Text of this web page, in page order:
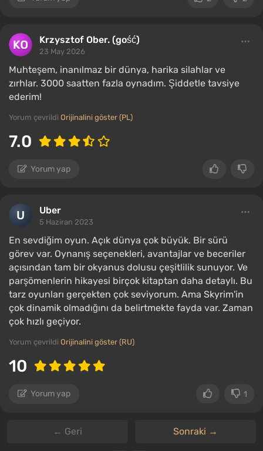
Krzysztof Ober. (gość)
23 May 2026
Muhteşem, inanılmaz bir dünya, harika silahlar ve
zırhlar. 3000 saatten fazla oynadım. Şiddetle tavsiye
ederim!
Yorum çevrildi Orijinalini göster (PL)
7.0
Yorum yap
Uber
5 Haziran 2023
En sevdiğim oyun. Açık dünya çok büyük. Bir sürü
görev var. Oynanış seçenekleri, avantajlar ve beceriler
açısından tam bir okyanus dolusu çeşitlilik sunuyor. Ve
parşömenlerin hikayesi birçok kitaptan daha detaylı. Bu
tarz oyunları gerçekten çok seviyorum. Ama Skyrim'in
çok dinamik olmadığını da belirtmekte fayda var. Zaman
çok hızlı geçiyor.
Yorum çevrildi Orijinalini göster (RU)
10
Yorum yap 1
← Geri Sonraki →